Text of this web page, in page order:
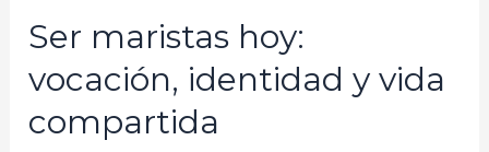
Ser maristas hoy:
vocación, identidad y vida
compartida